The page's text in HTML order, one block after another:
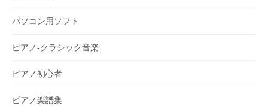
パソコン用ソフト
ピアノ-クラシック音楽
ピアノ初心者
ピアノ楽譜集